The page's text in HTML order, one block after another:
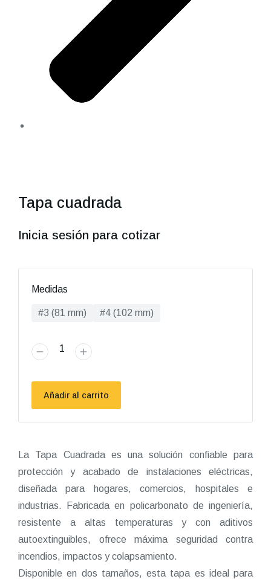
Tapa cuadrada
Inicia sesión para cotizar
Medidas
#3 (81 mm) #4 (102 mm)
Añadir al carrito
La Tapa Cuadrada es una solución confiable para
protección y acabado de instalaciones eléctricas,
diseñada para hogares, comercios, hospitales e
industrias. Fabricada en policarbonato de ingeniería,
resistente a altas temperaturas y con aditivos
autoextinguibles, ofrece máxima seguridad contra
incendios, impactos y colapsamiento.
Disponible en dos tamaños, esta tapa es ideal para